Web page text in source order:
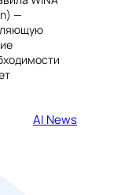
—
AI News